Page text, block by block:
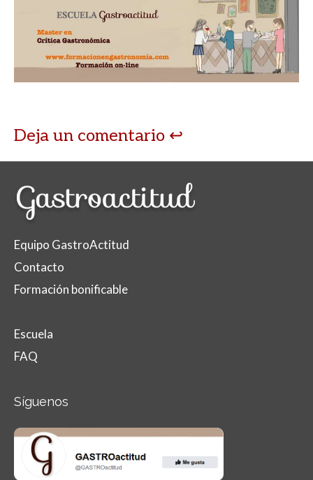
Deja un comentario
Equipo GastroActitud
Contacto
Formación bonificable
Escuela
FAQ
Síguenos